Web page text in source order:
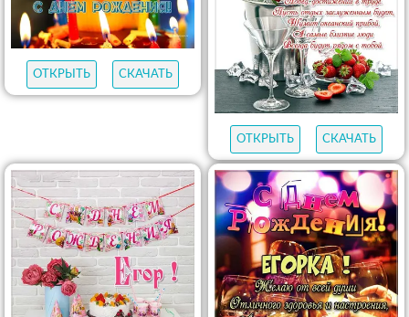
ОТКРЫТЬ СКАЧАТЬ
ОТКРЫТЬ СКАЧАТЬ